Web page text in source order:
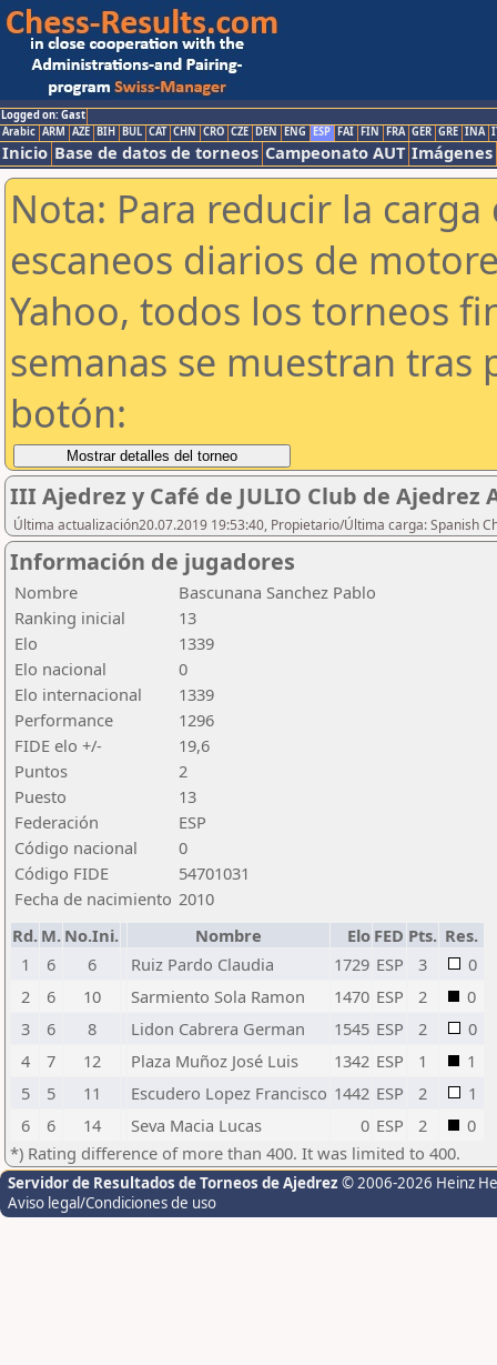
Logged on: Gast
Arabic ARM AZE BIH BUL CAT CHN CRO CZE DEN ENG ESP FAI FIN FRA GER GRE INA
Inicio Base de datos de torneos Campeonato AUT Imágenes
Nota: Para reducir la
escaneos diarios de
Yahoo, todos los torneos
semanas se muestran tras
botón:
III Ajedrez y Café de JULIO Club de Ajedrez
Última actualización20.07.2019 19:53:40, Propietario/Última carga: Spanish
Información de jugadores
Nombre
Bascunana Sanchez Pablo
Ranking inicial
13
Elo
1339
Elo nacional
0
Elo internacional
1339
Performance
1296
FIDE elo +/-
19,6
Puntos
2
Puesto
13
Federación
ESP
Código nacional
0
Código FIDE
54701031
Fecha de nacimiento 2010
Rd. M. No.Ini. Nombre Elo FED Pts. Res.
1
6 6 Ruiz Pardo Claudia 1729 ESP 3
0
2
6 10 Sarmiento Sola Ramon 1470 ESP 2
0
3
6 8 Lidon Cabrera German 1545 ESP 2
0
4
7 12 Plaza Muñoz José Luis 1342 ESP 1
1
5
5 11 Escudero Lopez Francisco 1442 ESP 2
1
6
6 14 Seva Macia Lucas 0 ESP 2
0
*) Rating difference of more than 400. It was limited to 400.
Servidor de Resultados de Torneos de Ajedrez © 2006-2026 Heinz
Aviso legal/Condiciones de uso